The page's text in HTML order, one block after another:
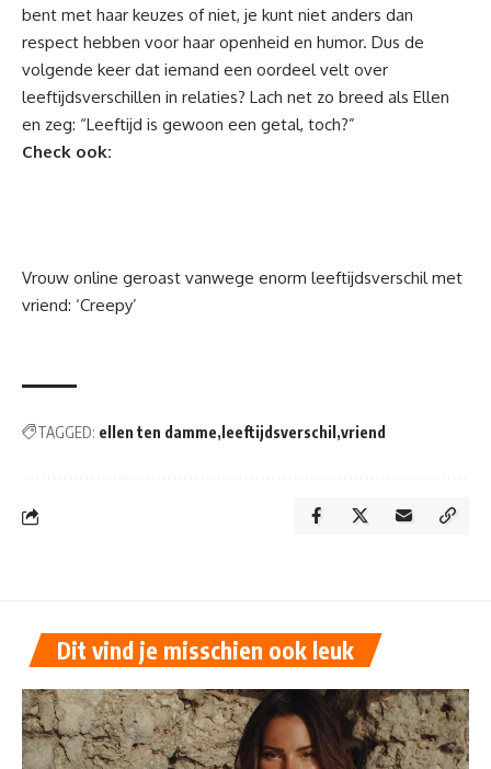
bent met haar keuzes of niet, je kunt niet anders dan
respect hebben voor haar openheid en humor. Dus de
volgende keer dat iemand een oordeel velt over
leeftijdsverschillen in relaties? Lach net zo breed als Ellen
en zeg: “Leeftijd is gewoon een getal, toch?”
Check ook:
Vrouw online geroast vanwege enorm leeftijdsverschil met
vriend: ‘Creepy’
TAGGED: ellen ten damme leeftijdsverschil vriend
Dit vind je misschien ook leuk